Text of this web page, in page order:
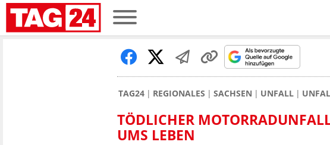
TAG24 REGIONALES SACHSEN UNFALL
TÖDLICHER
UMS LEBEN